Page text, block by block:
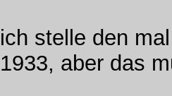
ich stelle den
1933, aber das